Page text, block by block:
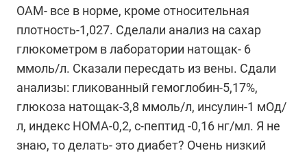
ОАМ- все в норме, кроме относительная
плотность-1,027. Сделали анализ на сахар
глюкометром в лаборатории натощак- 6
ммоль/л. Сказали пересдать из вены. Сдали
анализы: гликованный гемоглобин-5,17%,
глюкоза натощак-3,8 ммоль/л, инсулин-1 мОд/
л, индекс НОМА-0,2, с-пептид -0,16 нг/мл. Я не
знаю, то делать- это диабет? Очень низкий